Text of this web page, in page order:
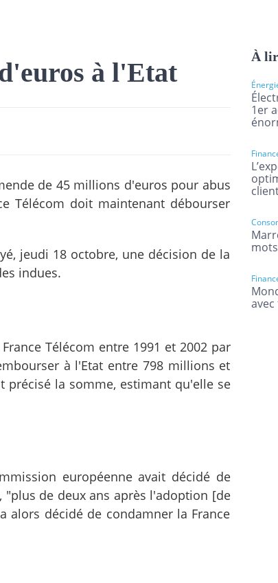
à l'Etat
de 45 millions d'euros pour abus
Télécom doit maintenant débourser
jeudi 18 octobre, une décision de la
indues.
Télécom entre 1991 et 2002 par
à l'Etat entre 798 millions et
précisé la somme, estimant qu'elle se
européenne avait décidé de
"plus de deux ans après l'adoption [de
alors décidé de condamner la France
À
1er